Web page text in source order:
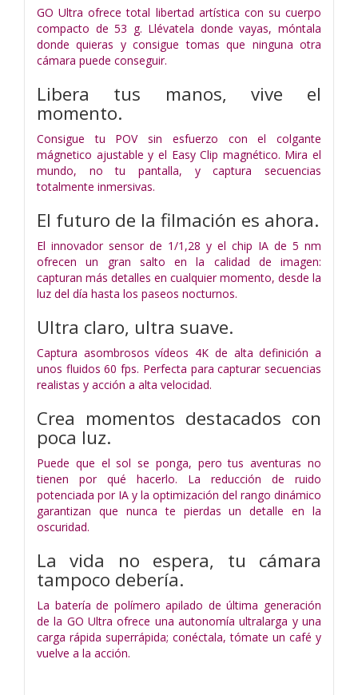
GO Ultra ofrece total libertad artística con su cuerpo
compacto de 53 g. Llévatela donde vayas, móntala
donde quieras y consigue tomas que ninguna otra
cámara puede conseguir.
Libera tus manos, vive el
momento.
Consigue tu POV sin esfuerzo con el colgante
mágnetico ajustable y el Easy Clip magnético. Mira el
mundo, no tu pantalla, y captura secuencias
totalmente inmersivas.
El futuro de la filmación es ahora.
El innovador sensor de 1/1,28 y el chip IA de 5 nm
ofrecen un gran salto en la calidad de imagen:
capturan más detalles en cualquier momento, desde la
luz del día hasta los paseos nocturnos.
Ultra claro, ultra suave.
Captura asombrosos vídeos 4K de alta definición a
unos fluidos 60 fps. Perfecta para capturar secuencias
realistas y acción a alta velocidad.
Crea momentos destacados con
poca luz.
Puede que el sol se ponga, pero tus aventuras no
tienen por qué hacerlo. La reducción de ruido
potenciada por IA y la optimización del rango dinámico
garantizan que nunca te pierdas un detalle en la
oscuridad.
La vida no espera, tu cámara
tampoco debería.
La batería de polímero apilado de última generación
de la GO Ultra ofrece una autonomía ultralarga y una
carga rápida superrápida; conéctala, tómate un café y
vuelve a la acción.